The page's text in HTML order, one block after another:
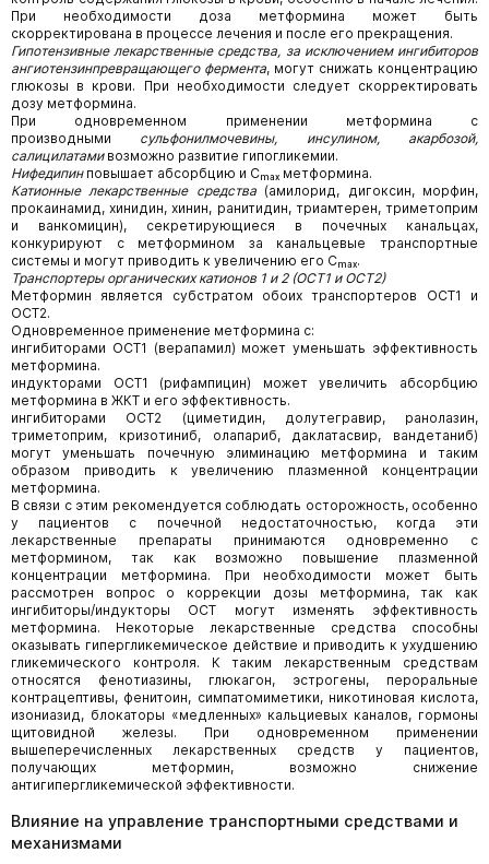
При необходимости доза метформина может быть
скорректирована в процессе лечения и после его прекращения.
Гипотензивные лекарственные средства, за исключением ингибиторов
ангиотензинпревращающего фермента, могут снижать концентрацию
глюкозы в крови. При необходимости следует скорректировать
дозу метформина.
При одновременном применении метформина с
производными сульфонилмочевины, инсулином, акарбозой,
салицилатамивозможно развитие гипогликемии.
Нифедипинповышает абсорбцию и Сₘₐₓ метформина.
Катионные лекарственные средства(амилорид, дигоксин, морфин,
прокаинамид, хинидин, хинин, ранитидин, триамтерен, триметоприм
и ванкомицин), секретирующиеся в почечных канальцах,
конкурируют с метформином за канальцевые транспортные
системы и могут приводить к увеличению его Сₘₐₓ.
Транспортеры органических катионов 1 и 2 (ОСТ1 и ОСТ2)
Метформин является субстратом обоих транспортеров ОСТ1 и
ОСТ2.
Одновременное применение метформина с:
ингибиторами ОСТ1 (верапамил) может уменьшать эффективность
метформина.
индукторами ОСТ1 (рифампицин) может увеличить абсорбцию
метформина в ЖКТ и его эффективность.
ингибиторами ОСТ2 (циметидин, долутегравир, ранолазин,
триметоприм, кризотиниб, олапариб, даклатасвир, вандетаниб)
могут уменьшать почечную элиминацию метформина и таким
образом приводить к увеличению плазменной концентрации
метформина.
В связи с этим рекомендуется соблюдать осторожность, особенно
у пациентов с почечной недостаточностью, когда эти
лекарственные препараты принимаются одновременно с
метформином, так как возможно повышение плазменной
концентрации метформина. При необходимости может быть
рассмотрен вопрос о коррекции дозы метформина, так как
ингибиторы/индукторы ОСТ могут изменять эффективность
метформина. Некоторые лекарственные средства способны
оказывать гипергликемическое действие и приводить к ухудшению
гликемического контроля. К таким лекарственным средствам
относятся фенотиазины, глюкагон, эстрогены, пероральные
контрацептивы, фенитоин, симпатомиметики, никотиновая кислота,
изониазид, блокаторы «медленных» кальциевых каналов, гормоны
щитовидной железы. При одновременном применении
вышеперечисленных лекарственных средств у пациентов,
получающих метформин, возможно снижение
антигипергликемической эффективности.
Влияние на управление транспортными средствами и
механизмами